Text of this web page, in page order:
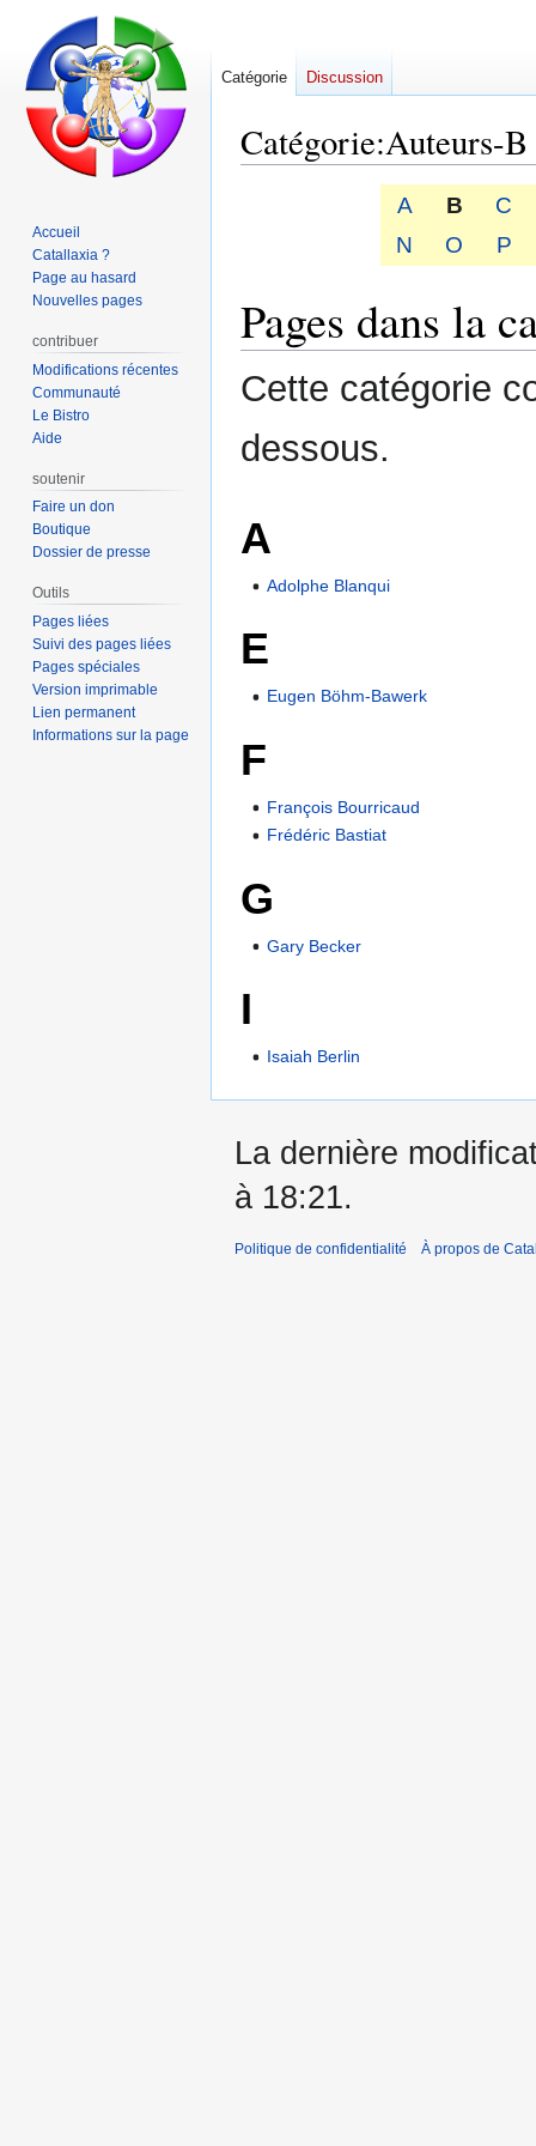
Catégorie:Auteurs-B
A B
C
N
O P
Pages dans la
Cette catégorie
dessous.
A
Adolphe Blanqui
E
Eugen Böhm-Bawerk
F
François Bourricaud
Frédéric Bastiat
G
Gary Becker
I
Isaiah Berlin
Catégorie Discussion
Accueil
Catallaxia ?
Page au hasard
Nouvelles pages
contribuer
Modifications récentes
Communauté
Le Bistro
Aide
soutenir
Faire un don
Boutique
Dossier de presse
Outils
Pages liées
Suivi des pages liées
Pages spéciales
Version imprimable
Lien permanent
Informations sur la page
La dernière
à 18:21.
Politique de confidentialité À propos de